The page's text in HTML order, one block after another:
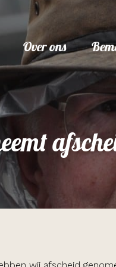
Over ons